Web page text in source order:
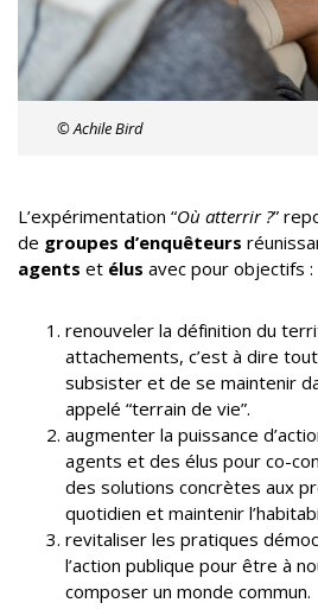
© Achile Bird
L’expérimentation “Où atterrir ?”
de groupes d’enquêteurs
agents et élus avec pour objectifs :
renouveler la définition du
attachements, c’est à dire
subsister et de se maintenir
appelé “terrain de vie”.
augmenter la puissance
agents et des élus pour co-
des solutions concrètes aux
quotidien et maintenir
revitaliser les pratiques
l’action publique pour être à
composer un monde commun.